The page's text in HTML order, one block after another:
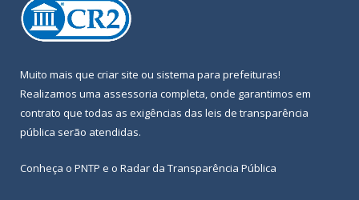
Muito mais que criar site ou sistema para prefeituras!
Realizamos uma assessoria completa, onde garantimos em
contrato que todas as exigências das leis de transparência
pública serão atendidas.
Conheça o PNTP e o Radar da Transparência Pública